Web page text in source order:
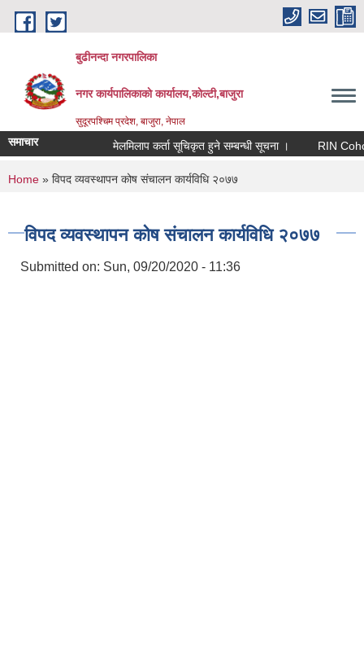
Skip to main content
बुढीनन्दा नगरपालिका
नगर कार्यपालिकाकाे कार्यालय,काेल्टी,बाजुरा
सुदूरपश्चिम प्रदेश, बाजुरा, नेपाल
समाचार मेलमिलाप कर्ता सूचिकृत हुने सम्बन्धी सूचना । RIN Cohor
You are here
Home » विपद व्यवस्थापन कोष संचालन कार्यविधि २०७७
विपद व्यवस्थापन कोष संचालन कार्यविधि २०७७
Submitted on: Sun, 09/20/2020 - 11:36